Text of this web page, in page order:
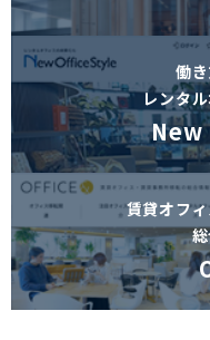
働
レンタ
賃貸オフ